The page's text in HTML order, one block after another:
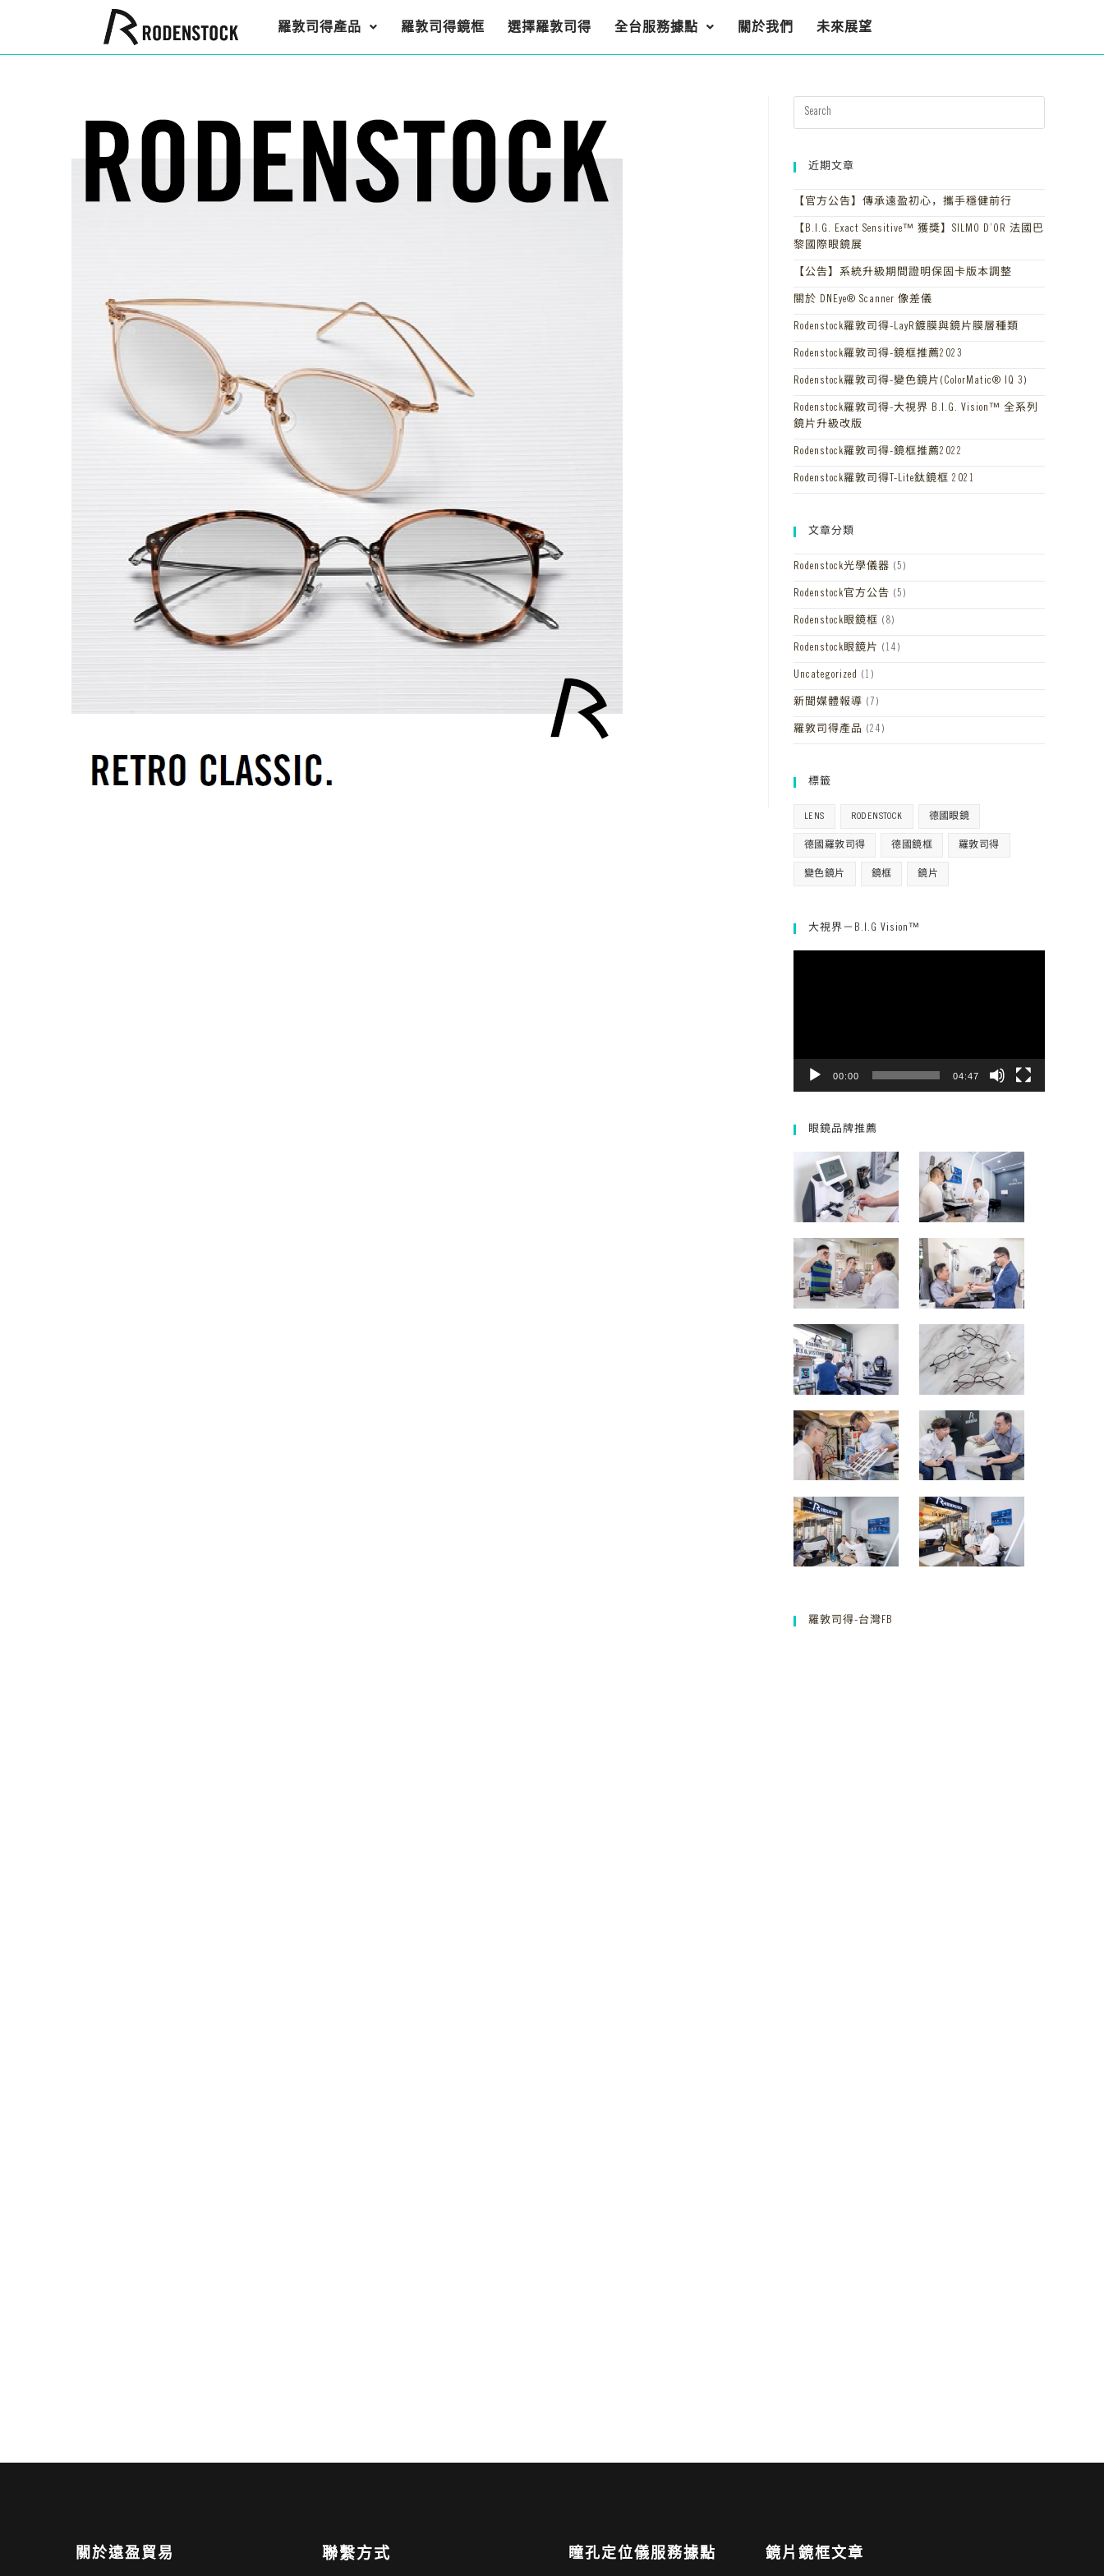
羅敦司得產品 羅敦司得鏡框 選擇羅敦司得 全台服務據點 關於我們 未來展望
近期文章
【官方公告】傳承遠盈初心，攜手穩健前行
【B.I.G. Exact Sensitive™ 獲獎】SILMO D’OR 法國巴
黎國際眼鏡展
【公告】系統升級期間證明保固卡版本調整
關於 DNEye® Scanner 像差儀
Rodenstock羅敦司得-LayR鍍膜與鏡片膜層種類
Rodenstock羅敦司得-鏡框推薦2023
Rodenstock羅敦司得-變色鏡片(ColorMatic® IQ 3)
Rodenstock羅敦司得-大視界 B.I.G. Vision™ 全系列
鏡片升級改版
Rodenstock羅敦司得-鏡框推薦2022
Rodenstock羅敦司得T-Lite鈦鏡框 2021
文章分類
Rodenstock光學儀器 (5)
Rodenstock官方公告 (5)
Rodenstock眼鏡框 (8)
Rodenstock眼鏡片 (14)
Uncategorized (1)
新聞媒體報導 (7)
羅敦司得產品 (24)
標籤
LENS RODENSTOCK 德國眼鏡
德國羅敦司得 德國鏡框 羅敦司得
變色鏡片 鏡框 鏡片
大視界－B.I.G Vision™
00:00 04:47
眼鏡品牌推薦
羅敦司得-台灣FB
關於遠盈貿易 聯繫方式 瞳孔定位儀服務據點 鏡片鏡框文章